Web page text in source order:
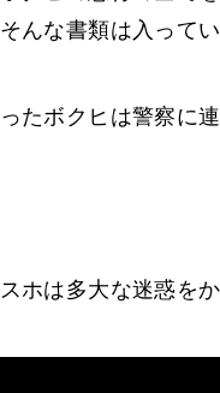
んな書類は入ってい
たボクヒは警察に連
ホは多大な迷惑を